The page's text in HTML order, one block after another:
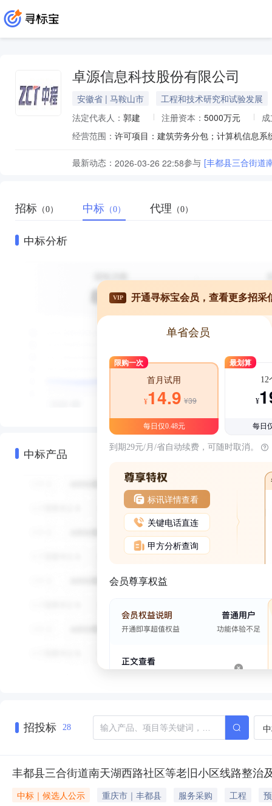
卓源信息科技股份有限公司
安徽省 | 马鞍山市
工程和技术研究和试验发展
法定代表人： 郭建 注册资本： 5000万元
经营范围：
最新动态： 2026-03-26 22:58参与 [丰都县三合街道
招标 （0） 中标 （0） 代理 （0）
中标分析
中标产品
VIP 开通寻标宝会员，查看更多招采
单省会员
限购一次
首月试用
¥14.9 ¥39
每日仅0.48元
最划算
12
¥
每日
到期29元/月/省自动续费，可随时取消。
标讯详情查看
关键电话直连
甲方分析查询
会员尊享权益
招投标 28
丰都县三合街道南天湖西路社区等老旧小区线路整治
中标｜候选人公示 重庆市｜丰都县 服务采购 工程